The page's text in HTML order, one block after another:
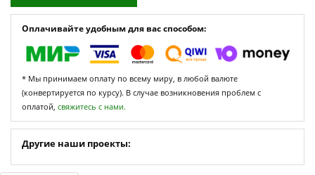
Оплачивайте удобным для вас способом:
* Мы принимаем оплату по всему миру, в любой валюте
(конвертируется по курсу). В случае возникновения проблем с
оплатой, свяжитесь с нами.
Другие наши проекты: